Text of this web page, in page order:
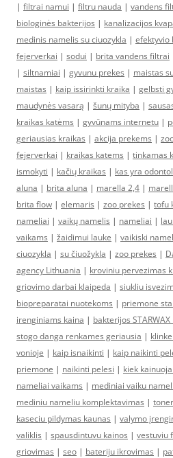
| filtrai namui | filtru nauda | vandens
biologinės bakterijos | kanalizacijos
medinis namelis su ciuozykla | efektyvio
fejerverkai | sodui | brita vandens filtrai
| siltnamiai | gyvunu prekes | maistas
maistas | kaip issirinkti kraika | gelbsti
maudynės vasarą | šunų mityba |
kraikas katėms | gyvūnams internetu |
geriausias kraikas | akcija prekems |
fejerverkai | kraikas katems | tinkamas
ismokyti | kačių kraikas | kas yra
aluna | brita aluna | marella 2,4 |
brita flow | elemaris | zoo prekes | tofu
nameliai | vaikų namelis | nameliai |
vaikams | žaidimui lauke | vaikiski
ciuozykla | su čiuožykla | zoo prekes |
agency Lithuania | kroviniu pervezimas
griovimo darbai klaipeda | siukliu
biopreparatai nuotekoms | priemone
irenginiams kaina | bakterijos STARWAX
stogo danga renkames geriausia |
vonioje | kaip isnaikinti | kaip naikinti
priemone | naikinti pelesi | kiek
nameliai vaikams | mediniai vaiku
mediniu nameliu komplektavimas |
kaseciu pildymas kaunas | valymo
valiklis | spausdintuvu kainos | vestuviu
griovimas | seo | bateriju ikrovimas |